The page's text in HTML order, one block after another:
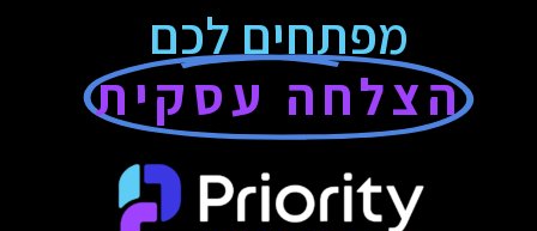
מפתחים לכם
הצלחה עסקית